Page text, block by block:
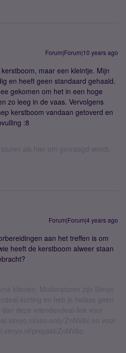
Forum|Forum|10 years ago
maar een kleintje. Mijn
en heeft geen standaard gehaald.
gekomen om het in een hoge
zo leeg in de vaas. Vervolgens
kerstboom vandaan getoverd en
:8
als hier om gevraagd wordt.
Forum|Forum|4 years ago
aan het treffen is om
heeft de kerstboom alweer staan
klanten. Moderatoren zijn Simyo
korting en heb je helaas geen
deze vriendendeal-link voor
sim-only/ZnNV6c en voor
prepaid/ZnNV6c.